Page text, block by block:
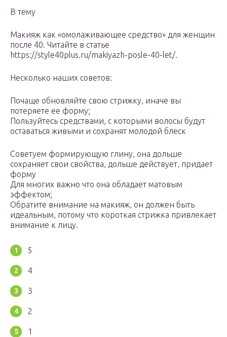
В тему
Макияж как «омолаживающее средство» для женщин
после 40. Читайте в статье
https://style40plus.ru/makiyazh-posle-40-let/.
Несколько наших советов:
Почаще обновляйте свою стрижку, иначе вы
потеряете ее форму;
Пользуйтесь средствами, с которыми волосы будут
оставаться живыми и сохранят молодой блеск
Советуем формирующую глину, она дольше
сохраняет свои свойства, дольше действует, придает
форму
Для многих важно что она обладает матовым
эффектом;
Обратите внимание на макияж, он должен быть
идеальным, потому что короткая стрижка привлекает
внимание к лицу.
5
4
3
2
1